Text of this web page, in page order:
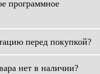
программное
перед покупкой?
нет в наличии?